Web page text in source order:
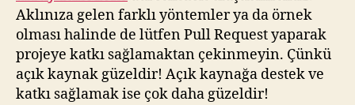
Aklınıza gelen farklı yöntemler ya da örnek
olması halinde de lütfen Pull Request yaparak
projeye katkı sağlamaktan çekinmeyin. Çünkü
açık kaynak güzeldir! Açık kaynağa destek ve
katkı sağlamak ise çok daha güzeldir!